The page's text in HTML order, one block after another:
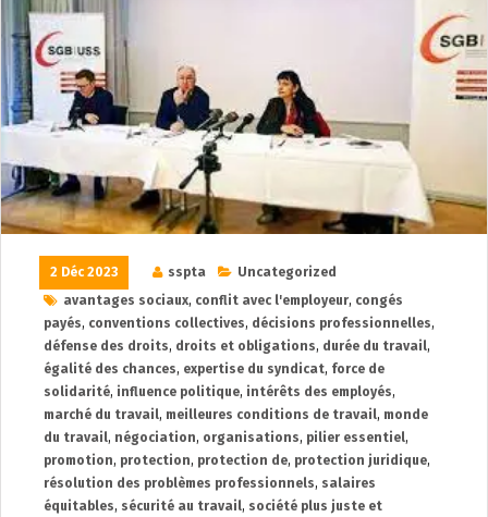
2 Déc 2023 sspta
Uncategorized
avantages sociaux, conflit avec l'employeur, congés
payés, conventions collectives, décisions professionnelles,
défense des droits, droits et obligations, durée du travail,
égalité des chances, expertise du syndicat, force de
solidarité, influence politique, intérêts des employés,
marché du travail, meilleures conditions de travail, monde
du travail, négociation, organisations, pilier essentiel,
promotion, protection, protection de, protection juridique,
résolution des problèmes professionnels, salaires
équitables, sécurité au travail, société plus juste et